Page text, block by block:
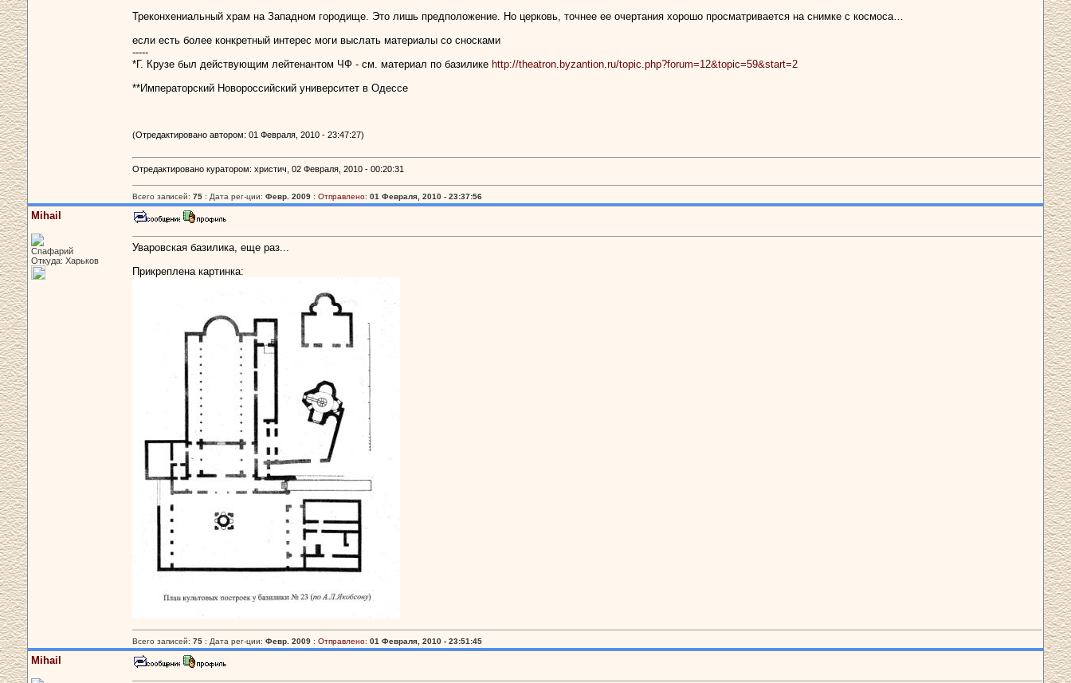
Треконхениальный храм на Западном городище. Это лишь предположение. Но церковь, точнее ее очертания хорошо просматривается на снимке с космоса…
если есть более конкретный интерес моги выслать материалы со сносками
-----
*Г. Крузе был действующим лейтенантом ЧФ - см. материал по базилике http://theatron.byzantion.ru/topic.php?forum=12&topic=59&start=2
**Императорский Новороссийский университет в Одессе
(Отредактировано автором: 01 Февраля, 2010 - 23:47:27)
Отредактировано куратором: христич, 02 Февраля, 2010 - 00:20:31
Всего записей: 75 : Дата рег-ции: Февр. 2009 : Отправлено: 01 Февраля, 2010 - 23:37:56
Mihail
Спафарий
Откуда: Харьков
Уваровская базилика, еще раз...
Прикреплена картинка:
Всего записей: 75 : Дата рег-ции: Февр. 2009 : Отправлено: 01 Февраля, 2010 - 23:51:45
Mihail